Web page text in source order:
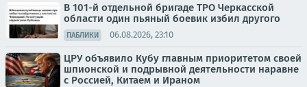
В 101-й отдельной бригаде ТРО Черкасской
области один пьяный боевик избил другого
ПАБЛИКИ 06.08.2026, 23:10
ЦРУ объявило Кубу главным приоритетом своей
шпионской и подрывной деятельности наравне
с Россией, Китаем и Ираном